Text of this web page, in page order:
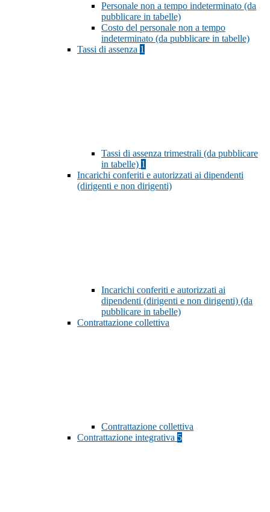
Personale non a tempo indeterminato (da
pubblicare in tabelle)
Costo del personale non a tempo
indeterminato (da pubblicare in tabelle)
Tassi di assenza 1
Tassi di assenza trimestrali (da pubblicare
in tabelle) 1
Incarichi conferiti e autorizzati ai dipendenti
(dirigenti e non dirigenti)
Incarichi conferiti e autorizzati ai
dipendenti (dirigenti e non dirigenti) (da
pubblicare in tabelle)
Contrattazione collettiva
Contrattazione collettiva
Contrattazione integrativa 5